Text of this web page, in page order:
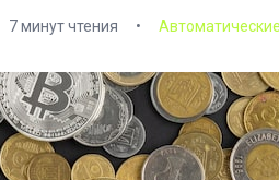
7 минут чтения •